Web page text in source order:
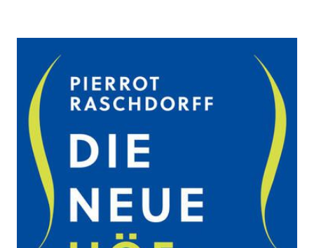
Die neue Höflichkeit
Zur Wunschliste hinzufügen
Über eine Tugend und wie sie uns wieder
zusammenbringt
Pierrot Raschdorff